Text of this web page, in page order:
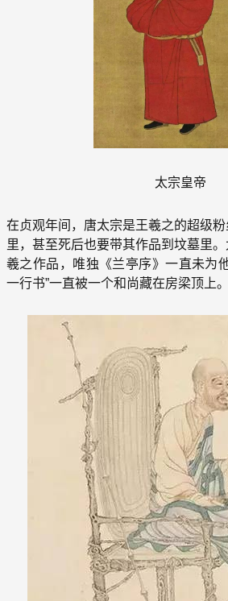
太宗皇帝
在贞观年间，唐太宗是王羲之的超级
里，甚至死后也要带其作品到坟墓里
羲之作品，唯独《兰亭序》一直未为
一行书”一直被一个和尚藏在房梁顶上。